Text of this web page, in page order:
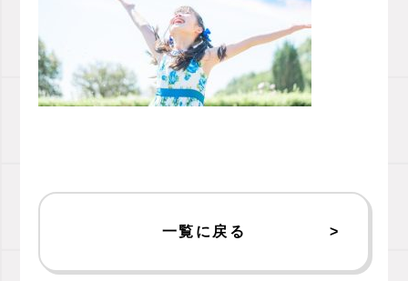
一覧に戻る